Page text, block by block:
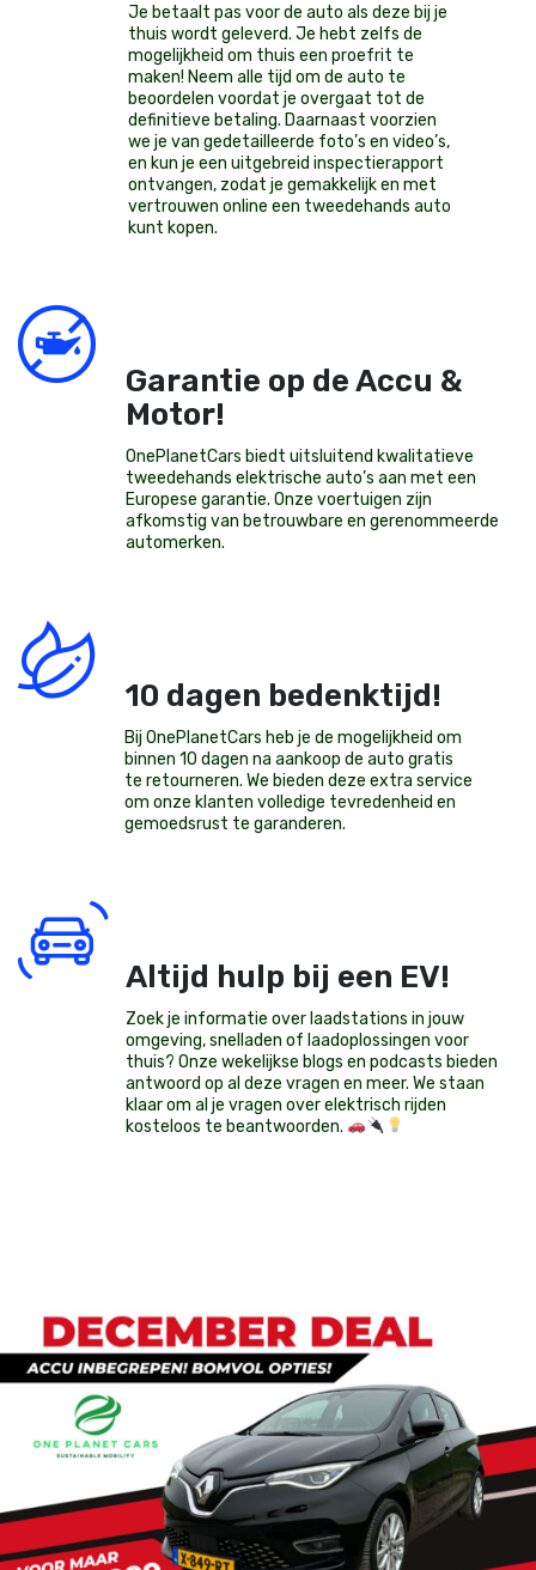
Je betaalt pas voor de auto als deze bij je
thuis wordt geleverd. Je hebt zelfs de
mogelijkheid om thuis een proefrit te
maken! Neem alle tijd om de auto te
beoordelen voordat je overgaat tot de
definitieve betaling. Daarnaast voorzien
we je van gedetailleerde foto’s en video’s,
en kun je een uitgebreid inspectierapport
ontvangen, zodat je gemakkelijk en met
vertrouwen online een tweedehands auto
kunt kopen.
Garantie op de Accu &
Motor!
OnePlanetCars biedt uitsluitend kwalitatieve
tweedehands elektrische auto’s aan met een
Europese garantie. Onze voertuigen zijn
afkomstig van betrouwbare en gerenommeerde
automerken.
10 dagen bedenktijd!
Bij OnePlanetCars heb je de mogelijkheid om
binnen 10 dagen na aankoop de auto gratis
te retourneren. We bieden deze extra service
om onze klanten volledige tevredenheid en
gemoedsrust te garanderen.
Altijd hulp bij een EV!
Zoek je informatie over laadstations in jouw
omgeving, snelladen of laadoplossingen voor
thuis? Onze wekelijkse blogs en podcasts bieden
antwoord op al deze vragen en meer. We staan
klaar om al je vragen over elektrisch rijden
kosteloos te beantwoorden.